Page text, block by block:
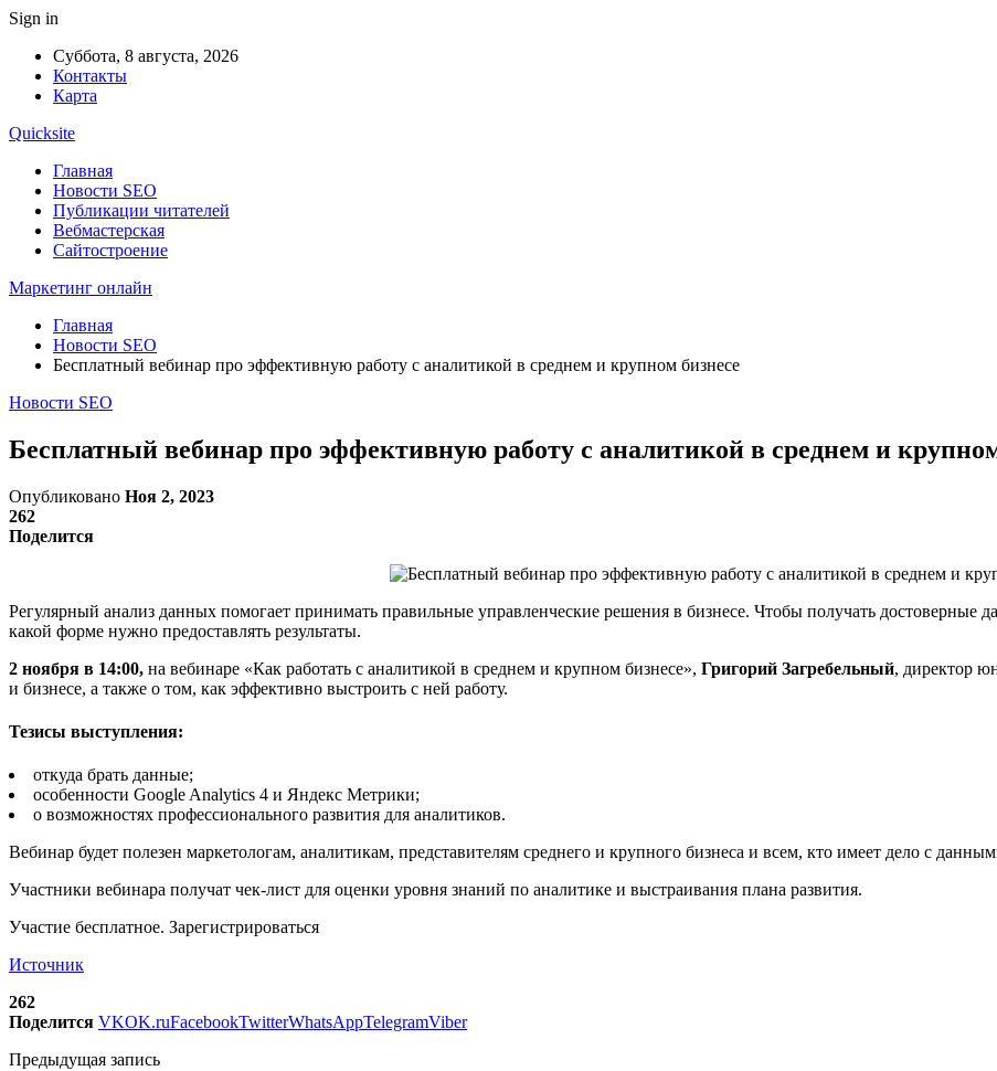
Sign in
Суббота, 8 августа, 2026
Контакты
Карта
Quicksite
Главная
Новости SEO
Публикации читателей
Вебмастерская
Сайтостроение
Маркетинг онлайн
Главная
Новости SEO
Бесплатный вебинар про эффективную работу с аналитикой в среднем и крупном бизнесе
Новости SEO
Бесплатный вебинар про эффективную работу с аналитикой в среднем и
Опубликовано Ноя 2, 2023
262
Поделится
Регулярный анализ данных помогает принимать правильные управленческие решения в бизнесе. Чтобы получать достоверные
какой форме нужно предоставлять результаты.
2 ноября в 14:00, на вебинаре «Как работать с аналитикой в среднем и крупном бизнесе», Григорий Загребельный, директор
и бизнесе, а также о том, как эффективно выстроить с ней работу.
Тезисы выступления:
откуда брать данные;
особенности Google Analytics 4 и Яндекс Метрики;
о возможностях профессионального развития для аналитиков.
Вебинар будет полезен маркетологам, аналитикам, представителям среднего и крупного бизнеса и всем, кто имеет дело с
Участники вебинара получат чек-лист для оценки уровня знаний по аналитике и выстраивания плана развития.
Участие бесплатное. Зарегистрироваться
Источник
262
Поделится VKOK.ruFacebookTwitterWhatsAppTelegramViber
Предыдущая запись